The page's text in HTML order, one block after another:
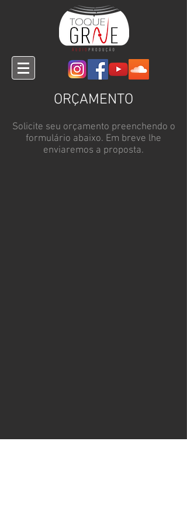
ORÇAMENTO
Solicite seu orçamento preenchendo o
formulário abaixo. Em breve lhe
enviaremos a proposta.